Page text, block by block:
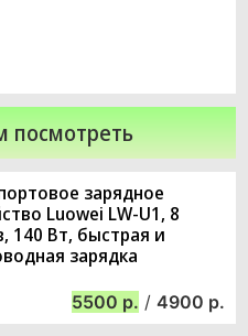
посмотреть
зарядное
Luowei LW-U1, 8
140 Вт, быстрая и
зарядка
5500 / 4900